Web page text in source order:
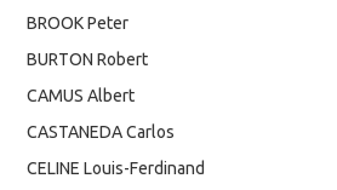
BROOK Peter
BURTON Robert
CAMUS Albert
CASTANEDA Carlos
CELINE Louis-Ferdinand